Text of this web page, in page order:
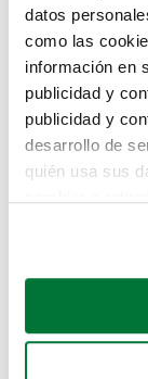
datos
como las
información en
publicidad y
publicidad y
desarrollo de
quién usa sus
Si lo permite,
Recopilar